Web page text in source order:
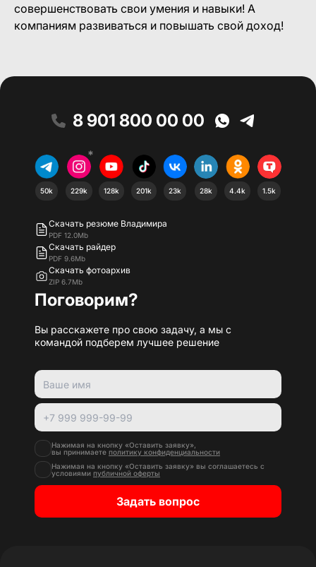
совершенствовать свои умения и навыки! А
компаниям развиваться и повышать свой доход!
8 901 800 00 00
50k
*
229k 128k 201k 23k 28k 4.4k 1.5k
Скачать резюме Владимира
PDF 12.0Mb
Скачать райдер
PDF 9.6Mb
Скачать фотоархив
ZIP 6.7Mb
Поговорим?
Вы расскажете про свою задачу, а мы с
командой подберем лучшее решение
Нажимая на кнопку «Оставить заявку»,
вы принимаете политику конфиденциальности
Нажимая на кнопку «Оставить заявку» вы соглашаетесь с
условиями публичной оферты
Задать вопрос